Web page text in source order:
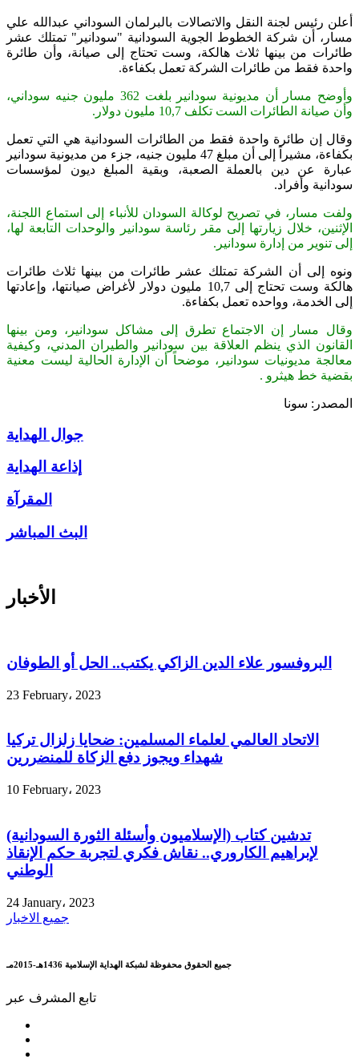
أعلن رئيس لجنة النقل والاتصالات بالبرلمان السوداني عبدالله علي
مسار، أن شركة الخطوط الجوية السودانية "سودانير" تمتلك عشر
طائرات من بينها ثلاث هالكة، وست تحتاج إلى صيانة، وأن طائرة
واحدة فقط من طائرات الشركة تعمل بكفاءة.
وأوضح مسار أن مديونية سودانير بلغت 362 مليون جنيه سوداني،
وأن صيانة الطائرات الست تكلف 10,7 مليون دولار.
وقال إن طائرة واحدة فقط من الطائرات السودانية هي التي تعمل
بكفاءة، مشيراً إلى أن مبلغ 47 مليون جنيه، جزء من مديونية سودانير
عبارة عن دين بالعملة الصعبة، وبقية المبلغ ديون لمؤسسات
سودانية وأفراد.
ولفت مسار، في تصريح لوكالة السودان للأنباء إلى استماع اللجنة،
الإثنين، خلال زيارتها إلى مقر رئاسة سودانير والوحدات التابعة لها،
إلى تنوير من إدارة سودانير.
ونوه إلى أن الشركة تمتلك عشر طائرات من بينها ثلاث طائرات
هالكة وست تحتاج إلى 10,7 مليون دولار لأغراض صيانتها، وإعادتها
إلى الخدمة، وواحده تعمل بكفاءة.
وقال مسار إن الاجتماع تطرق إلى مشاكل سودانير، ومن بينها
القانون الذي ينظم العلاقة بين سودانير والطيران المدني، وكيفية
معالجة مديونيات سودانير، موضحاً أن الإدارة الحالية ليست معنية
بقضية خط هيثرو .
المصدر: سونا
جوال الهداية
إذاعة الهداية
المقرآة
البث المباشر
الأخبار
البروفسور علاء الدين الزاكي يكتب.. الحل أو الطوفان
23 February، 2023
الاتحاد العالمي لعلماء المسلمين: ضحايا زلزال تركيا
شهداء ويجوز دفع الزكاة للمنضررين
10 February، 2023
تدشين كتاب (الإسلاميون وأسئلة الثورة السودانية)
لإبراهيم الكاروري.. نقاش فكري لتجربة حكم الإنقاذ
الوطني
24 January، 2023
جميع الاخبار
جميع الحقوق محفوظة لشبكة الهداية الإسلامية 1436هـ-2015مـ
تابع المشرف عبر